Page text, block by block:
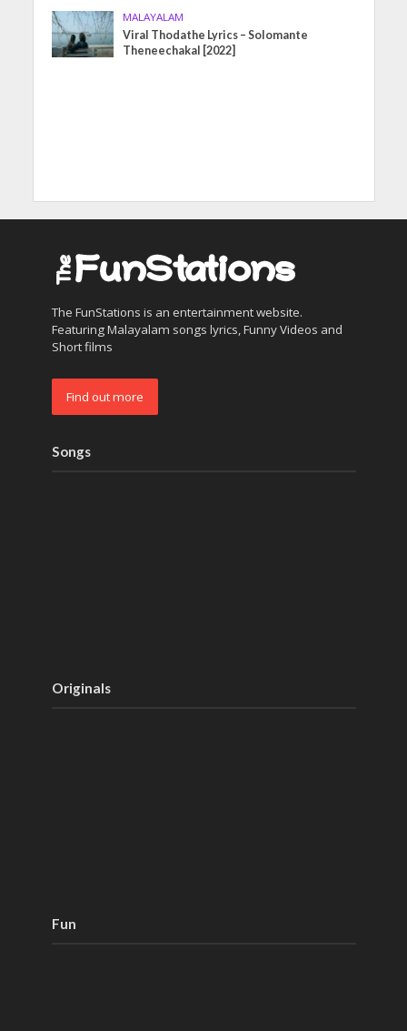
MALAYALAM
Viral Thodathe Lyrics – Solomante
Theneechakal [2022]
The FunStations is an entertainment website.
Featuring Malayalam songs lyrics, Funny Videos and
Short films
Find out more
Songs
Originals
Fun